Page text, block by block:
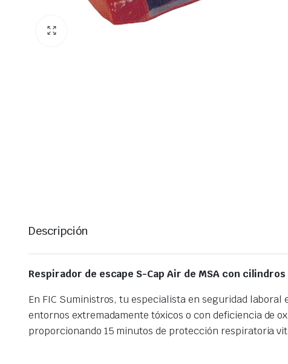
Descripción
Respirador de escape S-Cap Air de MSA con
En FIC Suministros, tu especialista en seguridad
entornos extremadamente tóxicos o con deficiencia de
proporcionando 15 minutos de protección respiratoria